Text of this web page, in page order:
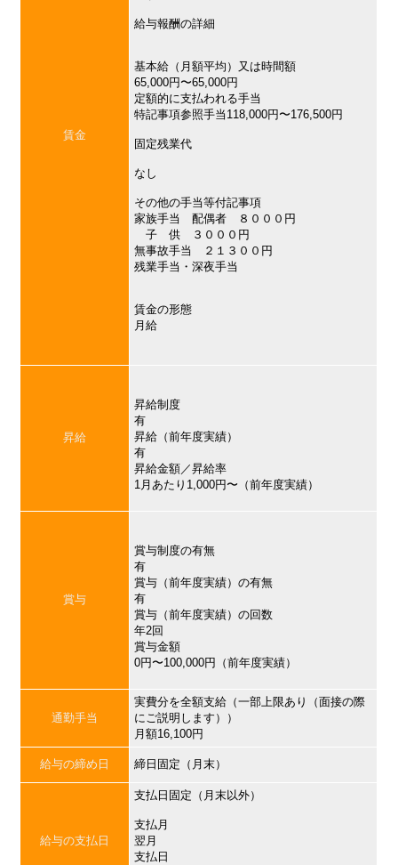
賃金
給与報酬の詳細
基本給（月額平均）又は時間額
65,000円〜65,000円
定額的に支払われる手当
特記事項参照手当118,000円〜176,500円
固定残業代
なし
その他の手当等付記事項
家族手当 配偶者 ８０００円
子 供 ３０００円
無事故手当 ２１３００円
残業手当・深夜手当
賃金の形態
月給
昇給
昇給制度
有
昇給（前年度実績）
有
昇給金額／昇給率
1月あたり1,000円〜（前年度実績）
賞与
賞与制度の有無
有
賞与（前年度実績）の有無
有
賞与（前年度実績）の回数
年2回
賞与金額
0円〜100,000円（前年度実績）
通勤手当
実費分を全額支給（一部上限あり（面接の際
にご説明します））
月額16,100円
給与の締め日 締日固定（月末）
給与の支払日
支払日固定（月末以外）
支払月
翌月
支払日